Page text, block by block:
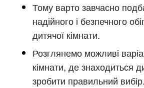
Тому варто завчасно
надійного і безпечного
дитячої кімнати.
Розглянемо можливі
кімнати, де знаходиться
зробити правильний вибір.